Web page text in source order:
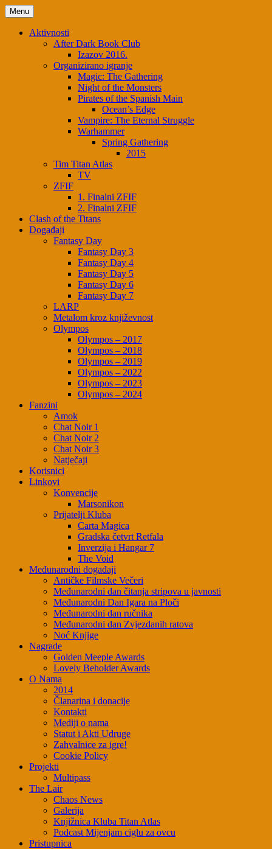
Skip
to
content
Menu
Aktivnosti
After Dark Book Club
Izazov 2016.
Organizirano igranje
Magic: The Gathering
Night of the Monsters
Pirates of the Spanish Main
Ocean’s Edge
Vampire: The Eternal Struggle
Warhammer
Spring Gathering
2015
Tim Titan Atlas
TV
ZFIF
1. Finalni ZFIF
2. Finalni ZFIF
Clash of the Titans
Događaji
Fantasy Day
Fantasy Day 3
Fantasy Day 4
Fantasy Day 5
Fantasy Day 6
Fantasy Day 7
LARP
Metalom kroz književnost
Olympos
Olympos – 2017
Olympos – 2018
Olympos – 2019
Olympos – 2022
Olympos – 2023
Olympos – 2024
Fanzini
Amok
Chat Noir 1
Chat Noir 2
Chat Noir 3
Natječaji
Korisnici
Linkovi
Konvencije
Marsonikon
Prijatelji Kluba
Carta Magica
Gradska četvrt Retfala
Inverzija i Hangar 7
The Void
Međunarodni događaji
Antičke Filmske Večeri
Međunarodni dan čitanja stripova u javnosti
Međunarodni Dan Igara na Ploči
Međunarodni dan ručnika
Međunarodni dan Zvjezdanih ratova
Noć Knjige
Nagrade
Golden Meeple Awards
Lovely Beholder Awards
O Nama
2014
Članarina i donacije
Kontakti
Mediji o nama
Statut i Akti Udruge
Zahvalnice za igre!
Cookie Policy
Projekti
Multipass
The Lair
Chaos News
Galerija
Knjižnica Kluba Titan Atlas
Podcast Mijenjam ciglu za ovcu
Pristupnica